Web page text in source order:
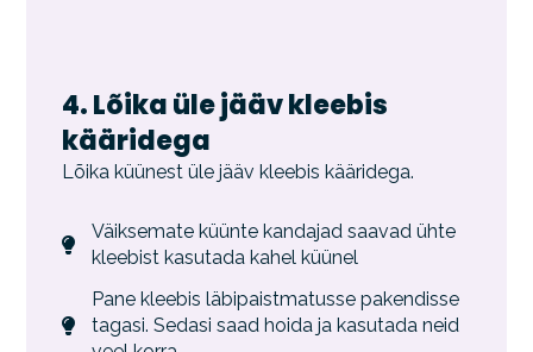
4. Lõika üle jääv kleebis
kääridega
Lõika küünest üle jääv kleebis kääridega.
Väiksemate küünte kandajad saavad ühte
kleebist kasutada kahel küünel
Pane kleebis läbipaistmatusse pakendisse
tagasi. Sedasi saad hoida ja kasutada neid